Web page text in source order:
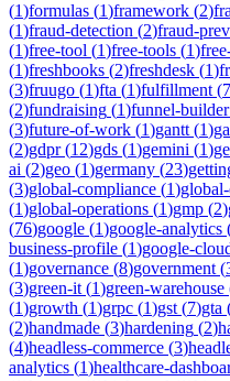
(1)formulas (1)framework (2)
(1)fraud-detection (2)fraud-
(1)free-tool (1)free-tools (1)
(1)freshbooks (2)freshdesk (1)
(3)fruugo (1)fta (1)fulfillment (7
(2)fundraising (1)funnel-builder
(3)future-of-work (1)gantt (1)
(2)gdpr(12)gds (1)gemini (1)
ai (2)geo (1)germany (23)
(3)global-compliance (1)
(1)global-operations (1)gmp (2)
(76)google (1)google-analytics
business-profile (1)google-
(1)governance (8)government (
(3)green-it (1)green-warehouse
(1)growth (1)grpc (1)gst (7)gta
(2)handmade (3)hardening (2)
(4)headless-commerce (3)
analytics (1)healthcare-